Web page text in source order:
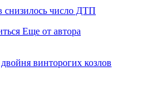
снизилось число ДТП
Еще от автора
винторогих козлов